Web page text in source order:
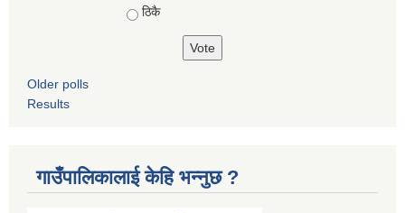
ठिकै
Older polls
Results
गाउँपालिकालाई केहि भन्नुछ ?